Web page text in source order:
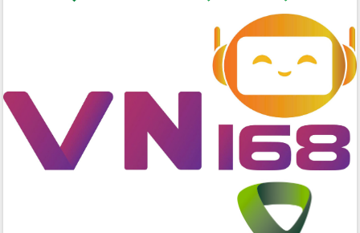
Phó Thủ tướng Chính phủ Mai Văn
Chính chia sẻ, động viên người dân
chịu ảnh hưởng nặng từ bão số 13
Chủ tịch UBND tỉnh kiểm tra công tác
phòng, chống bão số 13 tại các địa